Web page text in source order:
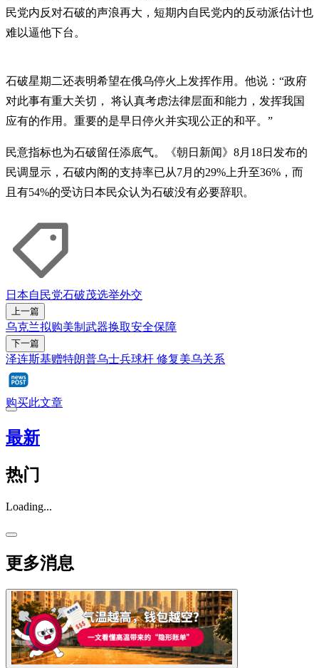
民党内反对石破的声浪再大，短期内自民党内的反动派估计也
难以逼他下台。
石破星期二还表明希望在俄乌停火上发挥作用。他说：“政府
对此事有重大关切， 将认真考虑法律层面和能力，发挥我国
应有的作用。重要的是早日停火并实现公正的和平。”
民意指标也为石破留任添底气。《朝日新闻》8月18日发布的
民调显示，石破内阁的支持率已从7月的29%上升至36%，而
且有54%的受访日本民众认为石破没有必要辞职。
日本自民党石破茂选举外交
上一篇
乌克兰拟购美制武器换取安全保障
下一篇
泽连斯基赠特朗普乌士兵球杆 修复美乌关系
购买此文章
最新
热门
Loading...
更多消息